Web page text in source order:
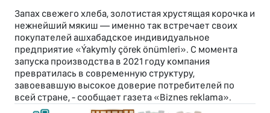
Запах свежего хлеба, золотистая хрустящая корочка и
нежнейший мякиш — именно так встречает своих
покупателей ашхабадское индивидуальное
предприятие «Ýakymly çörek önümleri». С момента
запуска производства в 2021 году компания
превратилась в современную структуру,
завоевавшую высокое доверие потребителей по
всей стране, - сообщает газета «Biznes reklama».